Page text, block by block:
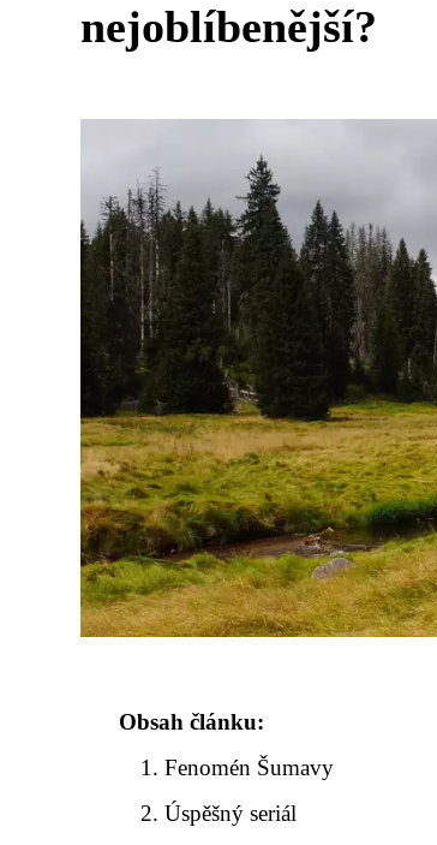
nejoblíbenější?
Obsah článku:
Fenomén Šumavy
Úspěšný seriál